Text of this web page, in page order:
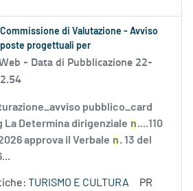
Commissione di Valutazione - Avviso
progettuali per
- Data di Pubblicazione 22-
pubblico_card
La Determina dirigenziale n....110
approva il Verbale n. 13 del
TURISMO E CULTURA
PR